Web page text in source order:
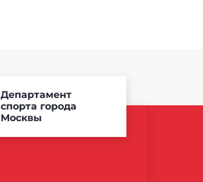
Департамент
спорта города
Москвы